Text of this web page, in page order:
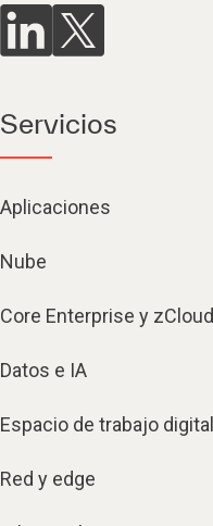
Servicios
Aplicaciones
Nube
Core Enterprise y zCloud
Datos e IA
Espacio de trabajo digital
Red y edge